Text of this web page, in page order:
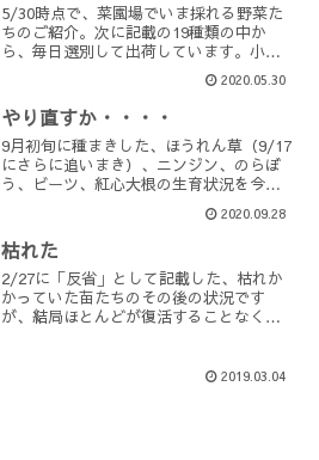
5/30時点で、菜園場でいま採れる野菜た
ちのご紹介。次に記載の19種類の中か
ら、毎日選別して出荷しています。小梅
たまねぎアイスプラントニラニンニク葉
だいこん二十日大根山椒の実玉レタスサ
ニーレタスわき芽ブロッコリースナップ
エンドウこかぶほうれ...
2020.05.30
やり直すか・・・・
9月初旬に種まきした、ほうれん草（9/17
にさらに追いまき）、ニンジン、のらぼ
う、ビーツ、紅心大根の生育状況を今日
確認したところ、ほうれん草以外はほぼ
全滅状態でした。。。。。恐る恐る防虫
ネットをはがして生育状況を精査したと
ころ、虫食い、欠け...
2020.09.28
枯れた
2/27に「反省」として記載した、枯れか
かっていた苗たちのその後の状況です
が、結局ほとんどが復活することなく枯
ほぼ全滅なのですが、パパイヤも同じく8
2019.03.04